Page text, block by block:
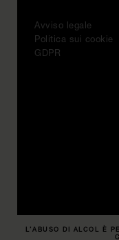
Avviso legale
Politica sui cookie
GDPR
L’ABUSO DI ALCOL È